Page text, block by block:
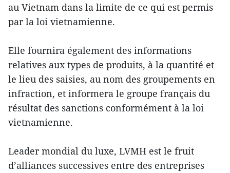
au Vietnam dans la limite de ce qui est permis
par la loi vietnamienne.
Elle fournira également des informations
relatives aux types de produits, à la quantité et
le lieu des saisies, au nom des groupements en
infraction, et informera le groupe français du
résultat des sanctions conformément à la loi
vietnamienne.
Leader mondial du luxe, LVMH est le fruit
d’alliances successives entre des entreprises